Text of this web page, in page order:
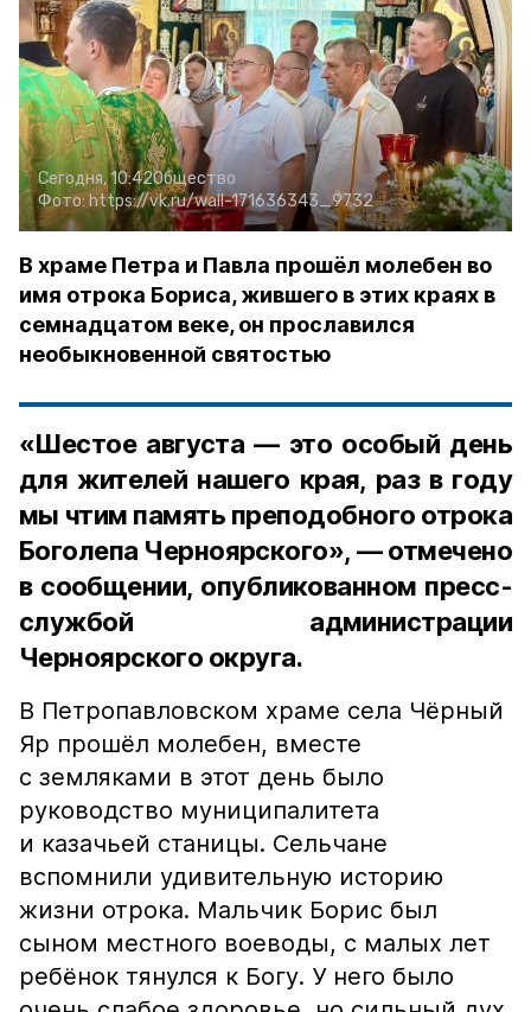
Сегодня, 10:42Общество
Фото: https://vk.ru/wall-171636343_9732
В храме Петра и Павла прошёл молебен во
имя отрока Бориса, жившего в этих краях в
семнадцатом веке, он прославился
необыкновенной святостью
«Шестое августа — это особый день
для жителей нашего края, раз в году
мы чтим память преподобного отрока
Боголепа Черноярского», — отмечено
в сообщении, опубликованном пресс-
службой администрации
Черноярского округа.
В Петропавловском храме села Чёрный
Яр прошёл молебен, вместе
с земляками в этот день было
руководство муниципалитета
и казачьей станицы. Сельчане
вспомнили удивительную историю
жизни отрока. Мальчик Борис был
сыном местного воеводы, с малых лет
ребёнок тянулся к Богу. У него было